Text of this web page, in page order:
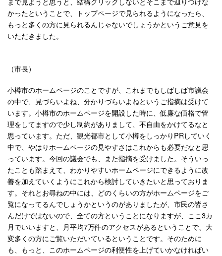
かったということで、トップページで見られるようになったら、
もっと多くの方に見られるんじゃないでしょうかというご意見を
いただきました。
（市長）
小樽市のホームページのことですが、これまでもしばしば市議会
の中で、見づらいよね、分かりづらいよねというご指摘は受けて
います。小樽市のホームページを開設した時に、低廉な価格で管
理をしてますので少し制約がありまして、不自由をかけてるなと
思っています。ただ、観光都市として小樽をしっかりPRしていく
中で、やはりホームページの見やすさはこれからも必要だなと思
っています。今回の議会でも、また指摘を受けました。そういっ
たことも踏まえて、わかりやすいホームページにできるように改
善を加えていくようにこれから検討していきたいと思っておりま
す。それとお尋ねの中には、どのくらいの方がホームページをご
覧になってるんでしょうかというのがありましたが、市民の皆さ
んだけではないので、全ての方ということになりますが、ここ3カ
月でいいますと、月平均7万件のアクセスがあるということで、大
変多くの方にご覧いただいているということです。そのために
も、もっと、このホームページの利便性を上げていかなければい